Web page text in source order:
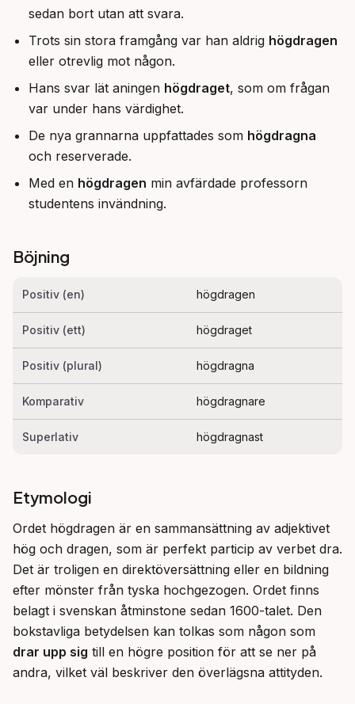
sedan bort utan att svara.
Trots sin stora framgång var han aldrig högdragen
eller otrevlig mot någon.
Hans svar lät aningen högdraget, som om frågan
var under hans värdighet.
De nya grannarna uppfattades som högdragna
och reserverade.
Med en högdragen min avfärdade professorn
studentens invändning.
Böjning
Positiv (en) högdragen
Positiv (ett) högdraget
Positiv (plural) högdragna
Komparativ högdragnare
Superlativ högdragnast
Etymologi
Ordet högdragen är en sammansättning av adjektivet
hög och dragen, som är perfekt particip av verbet dra.
Det är troligen en direktöversättning eller en bildning
efter mönster från tyska hochgezogen. Ordet finns
belagt i svenskan åtminstone sedan 1600-talet. Den
drar upp sig till en högre position för att se ner på
andra, vilket väl beskriver den överlägsna attityden.